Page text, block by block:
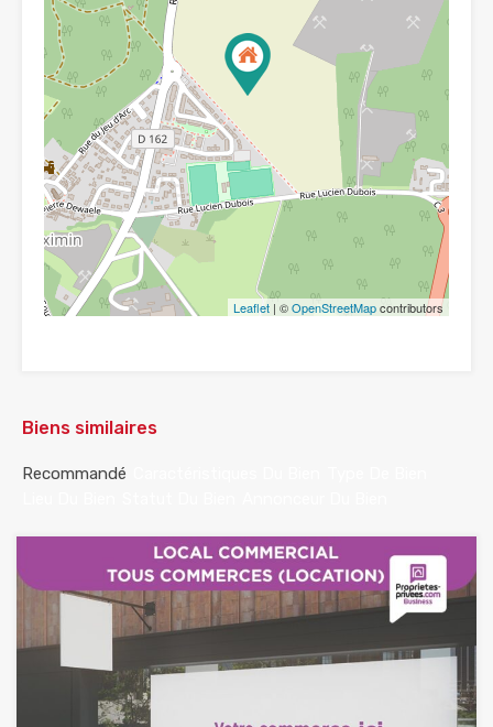
Leaflet | ©OpenStreetMapcontributors
Biens similaires
Recommandé